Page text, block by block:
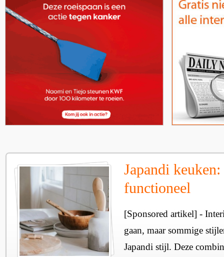
Japandi
functioneel
[Sponsored artikel] -
gaan, maar sommige
Japandi stijl. Deze